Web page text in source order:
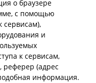
о браузере
с помощью
сервисам),
и
к сервисам,
реферер (адрес
информация.